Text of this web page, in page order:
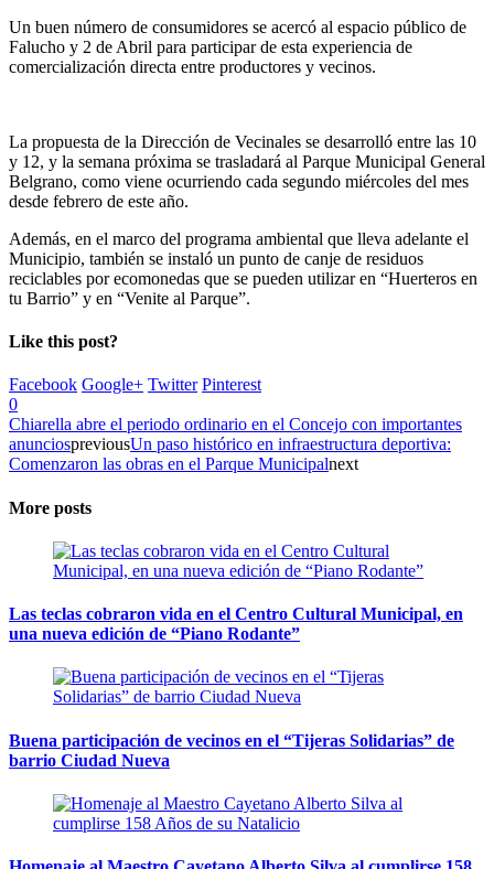
Un buen número de consumidores se acercó al espacio público de
Falucho y 2 de Abril para participar de esta experiencia de
comercialización directa entre productores y vecinos.
La propuesta de la Dirección de Vecinales se desarrolló entre las 10
y 12, y la semana próxima se trasladará al Parque Municipal General
Belgrano, como viene ocurriendo cada segundo miércoles del mes
desde febrero de este año.
Además, en el marco del programa ambiental que lleva adelante el
Municipio, también se instaló un punto de canje de residuos
reciclables por ecomonedas que se pueden utilizar en “Huerteros en
tu Barrio” y en “Venite al Parque”.
Like this post?
Facebook Google+ Twitter Pinterest
0
Chiarella abre el periodo ordinario en el Concejo con importantes
anunciospreviousUn paso histórico en infraestructura deportiva:
Comenzaron las obras en el Parque Municipalnext
More posts
Las teclas cobraron vida en el Centro Cultural Municipal, en
una nueva edición de “Piano Rodante”
Buena participación de vecinos en el “Tijeras Solidarias” de
barrio Ciudad Nueva